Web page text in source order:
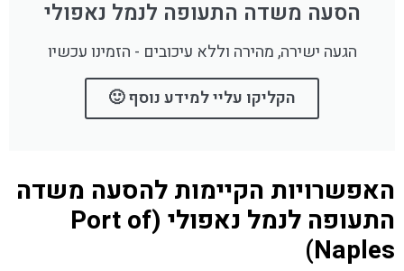
הסעה משדה התעופה לנמל נאפולי
הגעה ישירה, מהירה וללא עיכובים - הזמינו עכשיו
הקליקו עליי למידע נוסף 🙂
האפשרויות הקיימות להסעה משדה
התעופה לנמל נאפולי (Port of
Naples)